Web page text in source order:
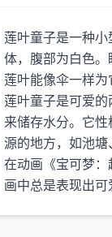
莲叶童子是一种
体，腹部为白色
莲叶能像伞一样为
莲叶童子是可爱
来储存水分。它
源的地方，如池塘
在动画《宝可梦